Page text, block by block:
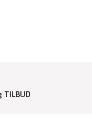
TILBUD